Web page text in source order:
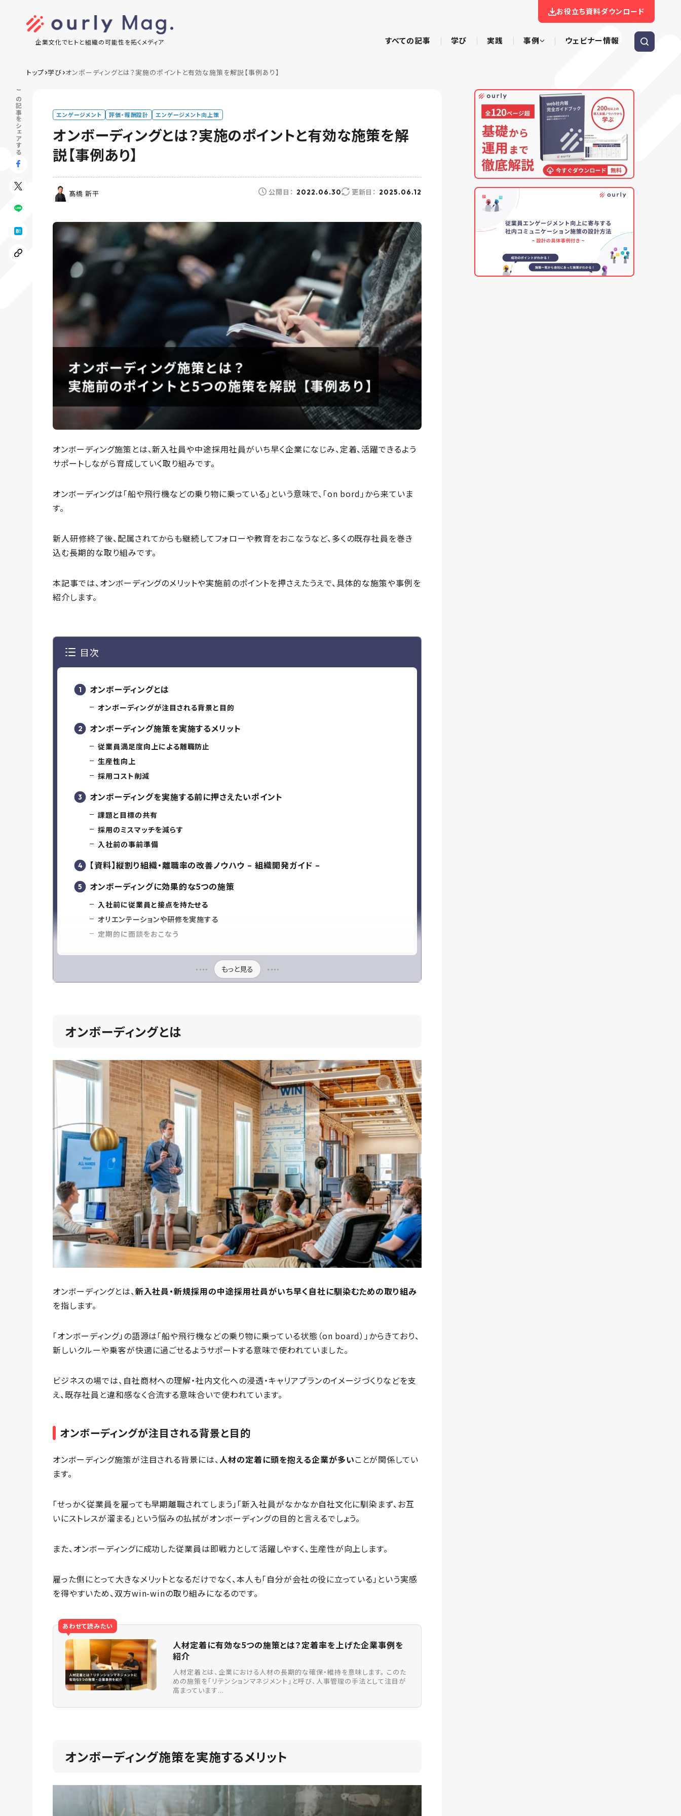
企業文化でヒトと組織の可能性を拓くメディア
お役立ち資料ダウンロード
すべての記事 学び 実践 事例 ウェビナー情報
トップ 学び オンボーディングとは？実施のポイントと有効な施策を解説【事例あり】
この記事をシェアする エンゲージメント 評価・報酬設計 エンゲージメント向上策
オンボーディングとは？実施のポイントと有効な施策を解
説【事例あり】
髙橋 新平 公開日： 2022.06.30 更新日： 2025.06.12
オンボーディング施策とは、新入社員や中途採用社員がいち早く企業になじみ、定着、活躍できるよう
サポートしながら育成していく取り組みです。
オンボーディングは「船や飛行機などの乗り物に乗っている」という意味で、「on bord」から来ていま
す。
新人研修終了後、配属されてからも継続してフォローや教育をおこなうなど、多くの既存社員を巻き
込む長期的な取り組みです。
本記事では、オンボーディングのメリットや実施前のポイントを押さえたうえで、具体的な施策や事例を
紹介します。
目次
オンボーディングとは
オンボーディングが注目される背景と目的
オンボーディング施策を実施するメリット
従業員満足度向上による離職防止
生産性向上
採用コスト削減
オンボーディングを実施する前に押さえたいポイント
課題と目標の共有
採用のミスマッチを減らす
入社前の事前準備
【資料】縦割り組織・離職率の改善ノウハウ – 組織開発ガイド –
オンボーディングに効果的な5つの施策
入社前に従業員と接点を持たせる
オリエンテーションや研修を実施する
定期的に面談をおこなう
もっと見る
オンボーディングとは
オンボーディングとは、新入社員・新規採用の中途採用社員がいち早く自社に馴染むための取り組み
を指します。
「オンボーディング」の語源は「船や飛行機などの乗り物に乗っている状態（on board）」からきており、
新しいクルーや乗客が快適に過ごせるようサポートする意味で使われていました。
ビジネスの場では、自社商材への理解・社内文化への浸透・キャリアプランのイメージづくりなどを支
え、既存社員と違和感なく合流する意味合いで使われています。
オンボーディングが注目される背景と目的
オンボーディング施策が注目される背景には、 人材の定着に頭を抱える企業が多いことが関係してい
ます。
「せっかく従業員を雇っても早期離職されてしまう」「新入社員がなかなか自社文化に馴染まず、お互
いにストレスが溜まる」という悩みの払拭がオンボーディングの目的と言えるでしょう。
また、オンボーディングに成功した従業員は即戦力として活躍しやすく、生産性が向上します。
雇った側にとって大きなメリットとなるだけでなく、本人も「自分が会社の役に立っている」という実感
を得やすいため、双方win-winの取り組みになるのです。
あわせて読みたい
人材定着に有効な5つの施策とは？定着率を上げた企業事例を
紹介
人材定着とは、企業における人材の長期的な確保・維持を意味します。 このた
めの施策を「リテンションマネジメント」と呼び、人事管理の手法として注目が
高まっています...
オンボーディング施策を実施するメリット